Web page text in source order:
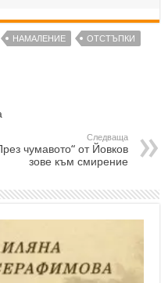
НАМАЛЕНИЕ
ОТСТЪПКИ
Следваща
чумавото“ от Йовков
зове към смирение